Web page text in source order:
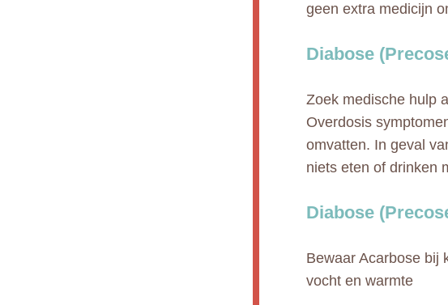
geen extra medicijn
Diabose
Zoek medische hulp
Overdosis
omvatten. In geval
niets eten of drinken
Diabose
Bewaar Acarbose bij
vocht en warmte